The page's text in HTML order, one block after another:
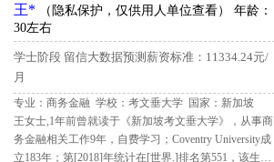
王* （隐私保护，仅供用人单位查看）
年龄：
30左右
学士阶段 留信大数据预测薪资标准：11334.24元/
月
专业：商务金融 学校：考文垂大学 国家：新加坡
王女士,1年前曾就读于《新加坡考文垂大学》，从事商
务金融相关工作9年，自费学习；Coventry University成
立183年；第[2018]年统计在[世界.]排名第551，该生出